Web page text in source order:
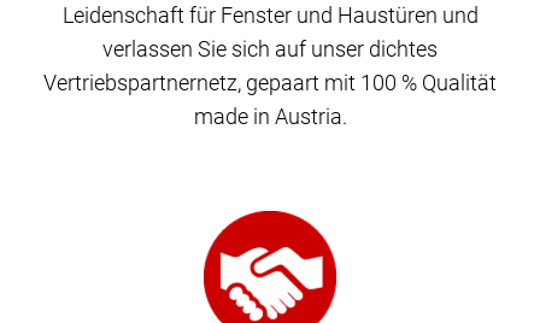
Leidenschaft für Fenster und Haustüren und
verlassen Sie sich auf unser dichtes
Vertriebspartnernetz, gepaart mit 100 % Qualität
made in Austria.